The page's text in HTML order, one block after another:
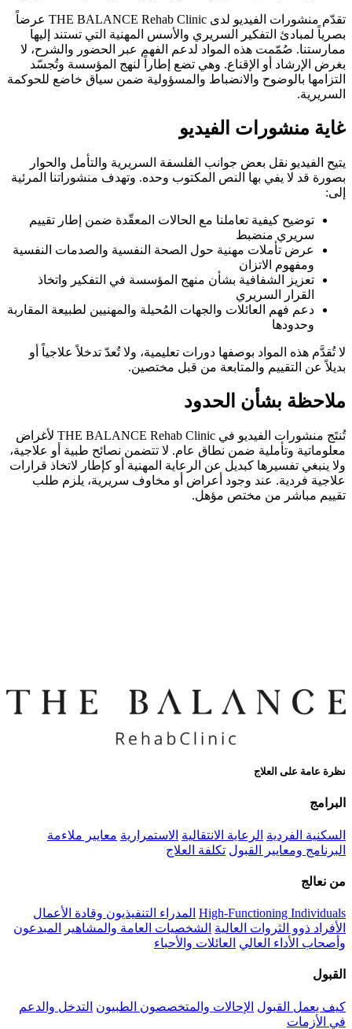
تقدّم منشورات الفيديو لدى THE BALANCE Rehab Clinic عرضاً
بصرياً لمبادئ التفكير السريري والأسس المهنية التي تستند إليها
ممارستنا. صُمّمت هذه المواد لدعم الفهم عبر الحضور والشرح، لا
بغرض الإرشاد أو الإقناع. وهي تضع إطاراً لنهج المؤسسة وتُجسّد
التزامها بالوضوح والانضباط والمسؤولية ضمن سياق خاضع للحوكمة
السريرية.
غاية منشورات الفيديو
يتيح الفيديو نقل بعض جوانب الفلسفة السريرية والتأمل والحوار
بصورة قد لا يفي بها النص المكتوب وحده. وتهدف منشوراتنا المرئية
إلى:
توضيح كيفية تعاملنا مع الحالات المعقّدة ضمن إطار تقييم
سريري منضبط
عرض تأملات مهنية حول الصحة النفسية والصدمات النفسية
ومفهوم الاتزان
تعزيز الشفافية بشأن منهج المؤسسة في التفكير واتخاذ
القرار السريري
دعم فهم العائلات والجهات المُحيلة والمهنيين لطبيعة المقاربة
وحدودها
لا تُقدَّم هذه المواد بوصفها دورات تعليمية، ولا تُعدّ تدخلاً علاجياً أو
بديلاً عن التقييم والمتابعة من قبل مختصين.
ملاحظة بشأن الحدود
تُنتَج منشورات الفيديو في THE BALANCE Rehab Clinic لأغراض
معلوماتية وتأملية ضمن نطاق عام. لا تتضمن نصائح طبية أو علاجية،
ولا ينبغي تفسيرها كبديل عن الرعاية المهنية أو كإطار لاتخاذ قرارات
علاجية فردية. عند وجود أعراض أو مخاوف سريرية، يلزم طلب
تقييم مباشر من مختص مؤهل.
نظرة عامة على العلاج
البرامج
السكنية الفردية الرعاية الانتقالية الاستمرارية معايير ملاءمة
البرنامج ومعايير القبول تكلفة العلاج
من نعالج
High-Functioning Individuals المدراء التنفيذيون وقادة الأعمال
الأفراد ذوو الثروات العالية الشخصيات العامة والمشاهير
المبدعون
وأصحاب الأداء العالي العائلات والأحباء
القبول
كيف يعمل القبول الإحالات والمتخصصون الطبيون التدخل والدعم
في الأزمات